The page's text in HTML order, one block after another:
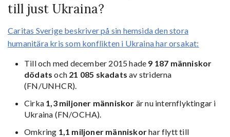
till just Ukraina?
Caritas Sverige beskriver på sin hemsida den stora
humanitära kris som konflikten i Ukraina har orsakat:
Till och med december 2015 hade 9 187 människor
dödats och 21 085 skadats av striderna
(FN/UNHCR).
Cirka 1,3 miljoner människor är nu internflyktingar i
Ukraina (FN/OCHA).
Omkring 1,1 miljoner människorhar flytt till